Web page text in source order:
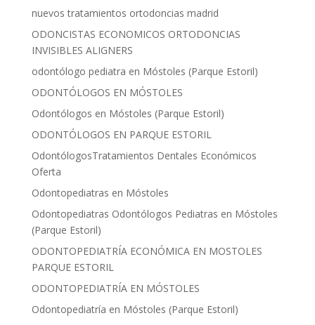
nuevos tratamientos ortodoncias madrid
ODONCISTAS ECONOMICOS ORTODONCIAS
INVISIBLES ALIGNERS
odontólogo pediatra en Móstoles (Parque Estoril)
ODONTÓLOGOS EN MÓSTOLES
Odontólogos en Móstoles (Parque Estoril)
ODONTÓLOGOS EN PARQUE ESTORIL
OdontólogosTratamientos Dentales Económicos
Oferta
Odontopediatras en Móstoles
Odontopediatras Odontólogos Pediatras en Móstoles
(Parque Estoril)
ODONTOPEDIATRÍA ECONÓMICA EN MOSTOLES
PARQUE ESTORIL
ODONTOPEDIATRÍA EN MÓSTOLES
Odontopediatría en Móstoles (Parque Estoril)